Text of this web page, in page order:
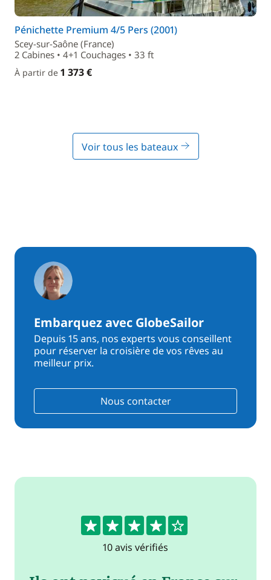
Pénichette Premium 4/5 Pers (2001)
Scey-sur-Saône (France)
2 Cabines • 4+1 Couchages • 33 ft
À partir de 1 373 €
Voir tous les bateaux
Embarquez avec GlobeSailor
Depuis 15 ans, nos experts vous conseillent
pour réserver la croisière de vos rêves au
meilleur prix.
Nous contacter
4.3
10 avis vérifiés